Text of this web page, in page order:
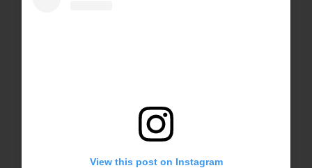
View this post on Instagram